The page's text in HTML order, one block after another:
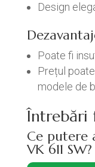
Design
Poate fi
Prețul
modele de
Întrebări
Ce putere
VK 611 SW?